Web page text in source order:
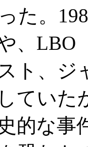
た。
、LBO
ト、
てい
的な事